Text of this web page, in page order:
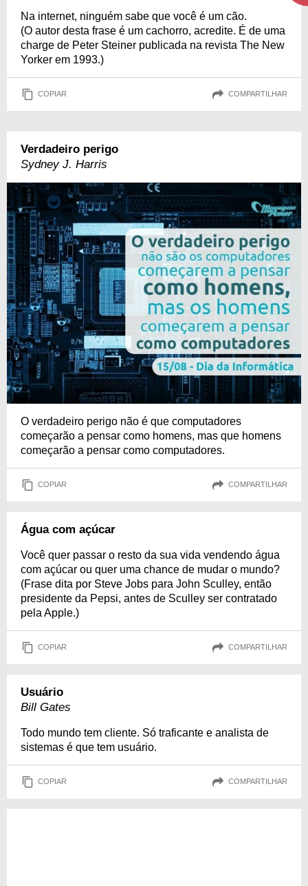
Na internet, ninguém sabe que você é um cão.
(O autor desta frase é um cachorro, acredite. É de uma
charge de Peter Steiner publicada na revista The New
Yorker em 1993.)
COPIAR COMPARTILHAR
Verdadeiro perigo
Sydney J. Harris
O verdadeiro perigo não é que computadores
começarão a pensar como homens, mas que homens
começarão a pensar como computadores.
COPIAR COMPARTILHAR
Água com açúcar
Você quer passar o resto da sua vida vendendo água
com açúcar ou quer uma chance de mudar o mundo?
(Frase dita por Steve Jobs para John Sculley, então
presidente da Pepsi, antes de Sculley ser contratado
pela Apple.)
COPIAR COMPARTILHAR
Usuário
Bill Gates
Todo mundo tem cliente. Só traficante e analista de
sistemas é que tem usuário.
COPIAR COMPARTILHAR